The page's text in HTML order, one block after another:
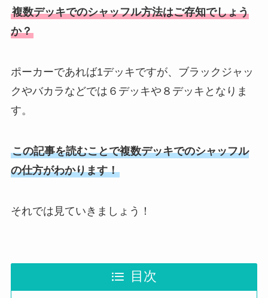
複数デッキでのシャッフル方法はご存知でしょう
か？
ポーカーであれば1デッキですが、ブラックジャッ
クやバカラなどでは６デッキや８デッキとなりま
す。
この記事を読むことで複数デッキでのシャッフル
の仕方がわかります！
それでは見ていきましょう！
目次